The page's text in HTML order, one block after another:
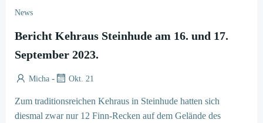
News
Bericht Kehraus Steinhude am 16. und 17.
September 2023.
Micha - Okt. 21
Zum traditionsreichen Kehraus in Steinhude hatten sich
diesmal zwar nur 12 Finn-Recken auf dem Gelände des